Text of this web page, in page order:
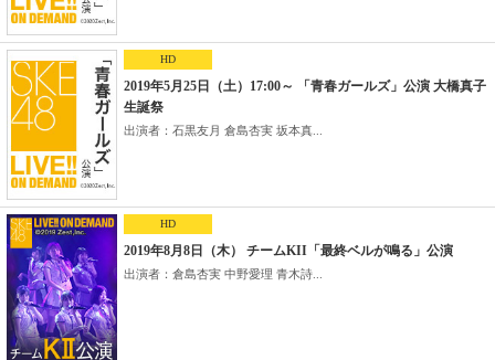
HD
2019年5月25日（土）17:00～ 「青春ガールズ」公演 大橋真子
生誕祭
出演者：石黒友月 倉島杏実 坂本真...
HD
2019年8月8日（木） チームKII「最終ベルが鳴る」公演
出演者：倉島杏実 中野愛理 青木詩...